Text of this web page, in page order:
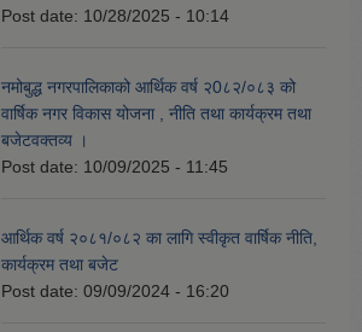
Post date: 10/28/2025 - 10:14
नमोबुद्ध नगरपालिकाको आर्थिक वर्ष २0८२/०८३ को
वार्षिक नगर विकास योजना , नीति तथा कार्यक्रम तथा
बजेटवक्तव्य ।
Post date: 10/09/2025 - 11:45
आर्थिक वर्ष २०८१/०८२ का लागि स्वीकृत वार्षिक नीति,
कार्यक्रम तथा बजेट
Post date: 09/09/2024 - 16:20